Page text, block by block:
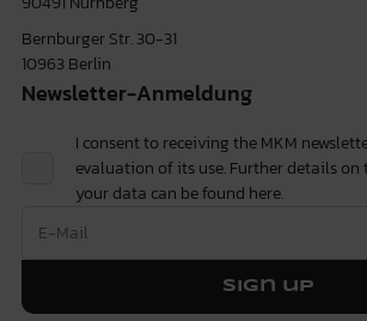
Bernburger Str. 30-31
10963 Berlin
Newsletter-Anmeldung
I consent to receiving the MKM
evaluation of its use. Further details on
your data can be found here.
Sign up